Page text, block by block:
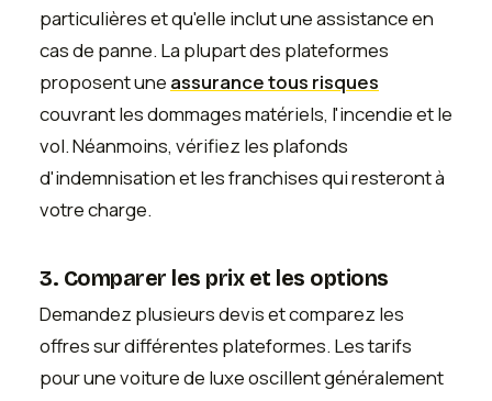
particulières et qu'elle inclut une assistance en
cas de panne. La plupart des plateformes
proposent une assurance tous risques
couvrant les dommages matériels, l'incendie et le
vol. Néanmoins, vérifiez les plafonds
d'indemnisation et les franchises qui resteront à
votre charge.
3. Comparer les prix et les options
Demandez plusieurs devis et comparez les
offres sur différentes plateformes. Les tarifs
pour une voiture de luxe oscillent généralement